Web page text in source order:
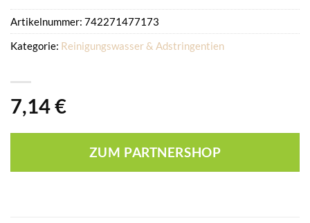
7,14€
ZUM PARTNERSHOP
Artikelnummer: 742271477173
Kategorie: Reinigungswasser & Adstringentien